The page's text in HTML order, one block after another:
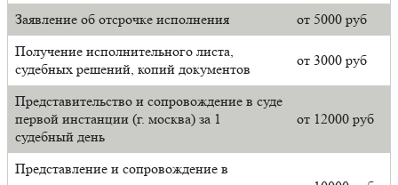
Заявление об отсрочке исполнения
от 5000 руб
Получение исполнительного листа,
судебных решений, копий документов
от 3000 руб
Представительство и сопровождение в суде
первой инстанции (г. москва) за 1
судебный день
от 12000 руб
Представление и сопровождение в